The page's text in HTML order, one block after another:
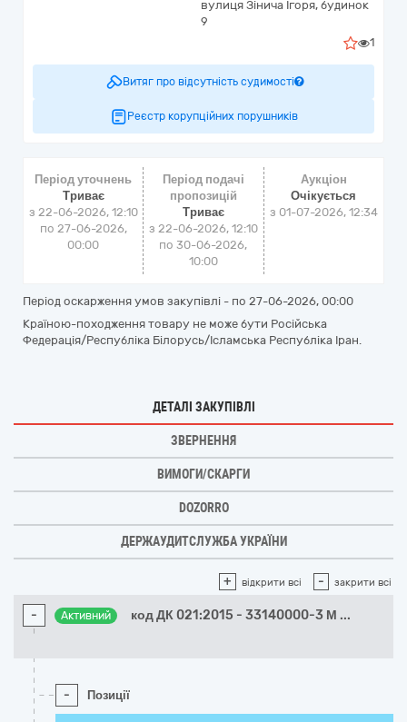
вулиця Зінича Ігоря, будинок
9
1
Витяг про відсутність судимості
Реєстр корупційних порушників
Період уточнень
Триває
з 22-06-2026, 12:10
по 27-06-2026,
00:00
Період подачі
пропозицій
Триває
з 22-06-2026, 12:10
по 30-06-2026,
10:00
Аукціон
Очікується
з 01-07-2026, 12:34
Період оскарження умов закупівлі - по 27-06-2026, 00:00
Країною-походження товару не може бути Російська
Федерація/Республіка Білорусь/Ісламська Республіка Іран.
ДЕТАЛІ ЗАКУПІВЛІ
ЗВЕРНЕННЯ
ВИМОГИ/СКАРГИ
DOZORRO
ДЕРЖАУДИТСЛУЖБА УКРАЇНИ
+ відкрити всі - закрити всі
- Активний код ДК 021:2015 - 33140000-3 М ...
- Позиції